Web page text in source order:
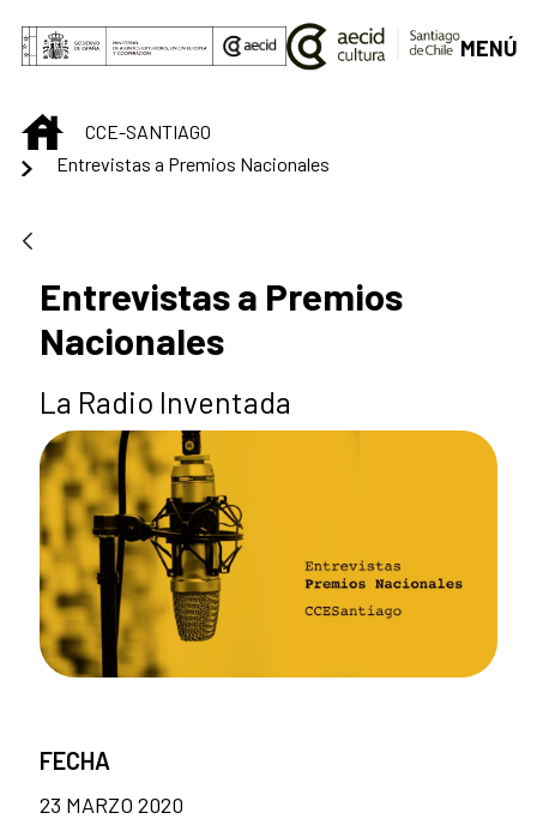
Saltar al contenido principal
MENÚ
INICIOCCE-SANTIAGO
Entrevistas a Premios Nacionales
Entrevistas a Premios
Nacionales
La Radio Inventada
FECHA
23 MARZO 2020